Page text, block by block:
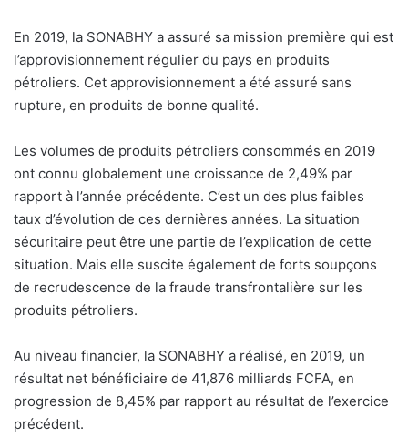
En 2019, la SONABHY a assuré sa mission première qui est
l’approvisionnement régulier du pays en produits
pétroliers. Cet approvisionnement a été assuré sans
rupture, en produits de bonne qualité.
Les volumes de produits pétroliers consommés en 2019
ont connu globalement une croissance de 2,49% par
rapport à l’année précédente. C’est un des plus faibles
taux d’évolution de ces dernières années. La situation
sécuritaire peut être une partie de l’explication de cette
situation. Mais elle suscite également de forts soupçons
de recrudescence de la fraude transfrontalière sur les
produits pétroliers.
Au niveau financier, la SONABHY a réalisé, en 2019, un
résultat net bénéficiaire de 41,876 milliards FCFA, en
progression de 8,45% par rapport au résultat de l’exercice
précédent.